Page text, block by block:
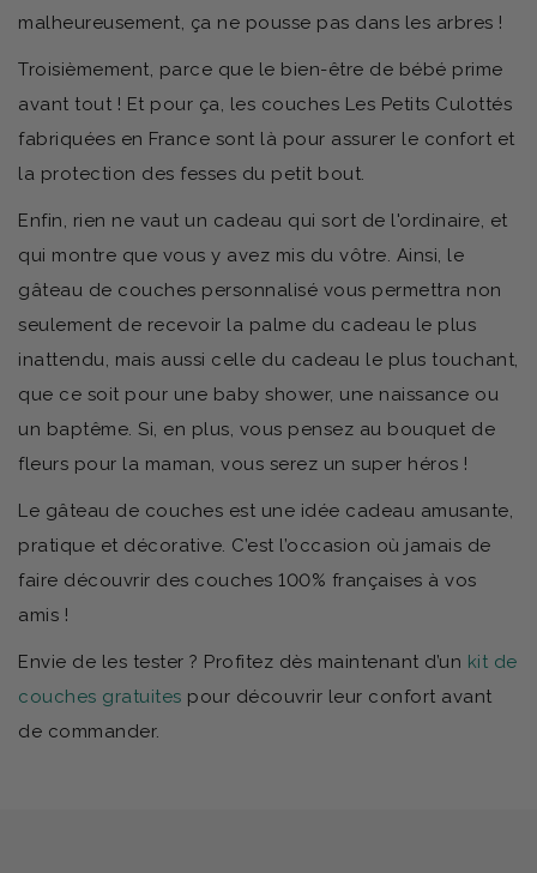
malheureusement, ça ne pousse pas dans les arbres !
Troisièmement, parce que le bien-être de bébé prime
avant tout ! Et pour ça, les couches Les Petits Culottés
fabriquées en France sont là pour assurer le confort et
la protection des fesses du petit bout.
Enfin, rien ne vaut un cadeau qui sort de l'ordinaire, et
qui montre que vous y avez mis du vôtre. Ainsi, le
gâteau de couches personnalisé vous permettra non
seulement de recevoir la palme du cadeau le plus
inattendu, mais aussi celle du cadeau le plus touchant,
que ce soit pour une baby shower, une naissance ou
un baptême. Si, en plus, vous pensez au bouquet de
fleurs pour la maman, vous serez un super héros !
Le gâteau de couches est une idée cadeau amusante,
pratique et décorative. C’est l’occasion où jamais de
faire découvrir des couches 100% françaises à vos
amis !
Envie de les tester ? Profitez dès maintenant d’un kit de
couches gratuites pour découvrir leur confort avant
de commander.